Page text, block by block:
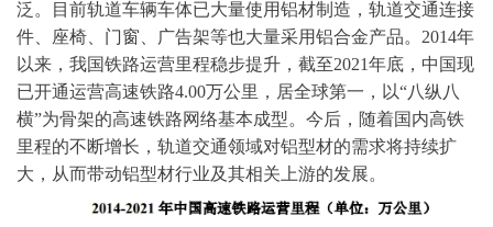
泛。目前轨道车辆车体已大量使用铝材制造，轨道交通连接
件、座椅、门窗、广告架等也大量采用铝合金产品。 2014年
以来，我国铁路运营里程稳步提升，截至2021年底，中国现
已开通运营高速铁路4.00万公里，居全球第一，以“八纵八
横”为骨架的高速铁路网络基本成型。今后，随着国内高铁
里程的不断增长，轨道交通领域对铝型材的需求将持续扩
大，从而带动铝型材行业及其相关上游的发展。